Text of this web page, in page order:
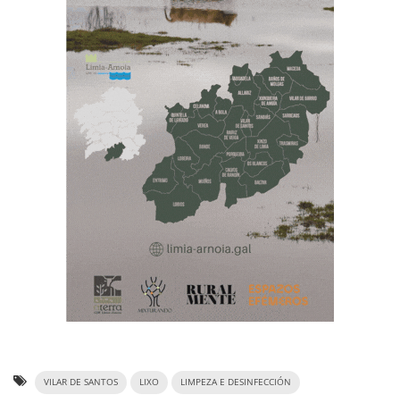
VILAR DE SANTOS LIXO LIMPEZA E DESINFECCIÓN